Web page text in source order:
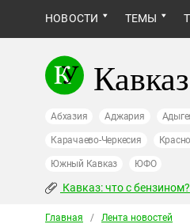
НОВОСТИ ТЕМЫ
Абхазия Аджария
Карачаево-Черкесия
Южный Кавказ ЮФО
Кавказ: что с бензином?
Главная / Лента новостей